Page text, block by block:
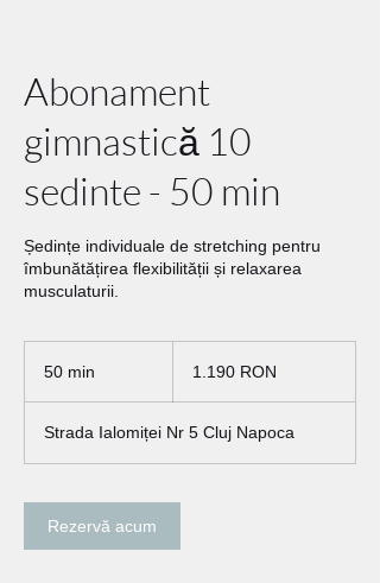
Abonament
gimnastică 10
sedinte - 50 min
Ședințe individuale de stretching pentru
îmbunătățirea flexibilității și relaxarea
musculaturii.
50 min
n
1.190 RON
Strada Ialomiței Nr 5 Cluj Napoca
Rezervă acum